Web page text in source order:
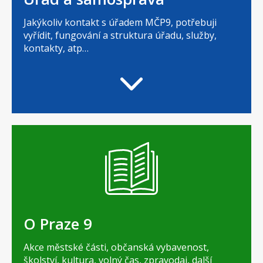
Jakýkoliv kontakt s úřadem MČP9, potřebuji
vyřídit, fungování a struktura úřadu, služby,
kontakty, atp…
O Praze 9
Akce městské části, občanská vybavenost,
školství, kultura, volný čas, zpravodaj, další